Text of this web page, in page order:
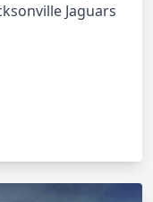
Jaguars